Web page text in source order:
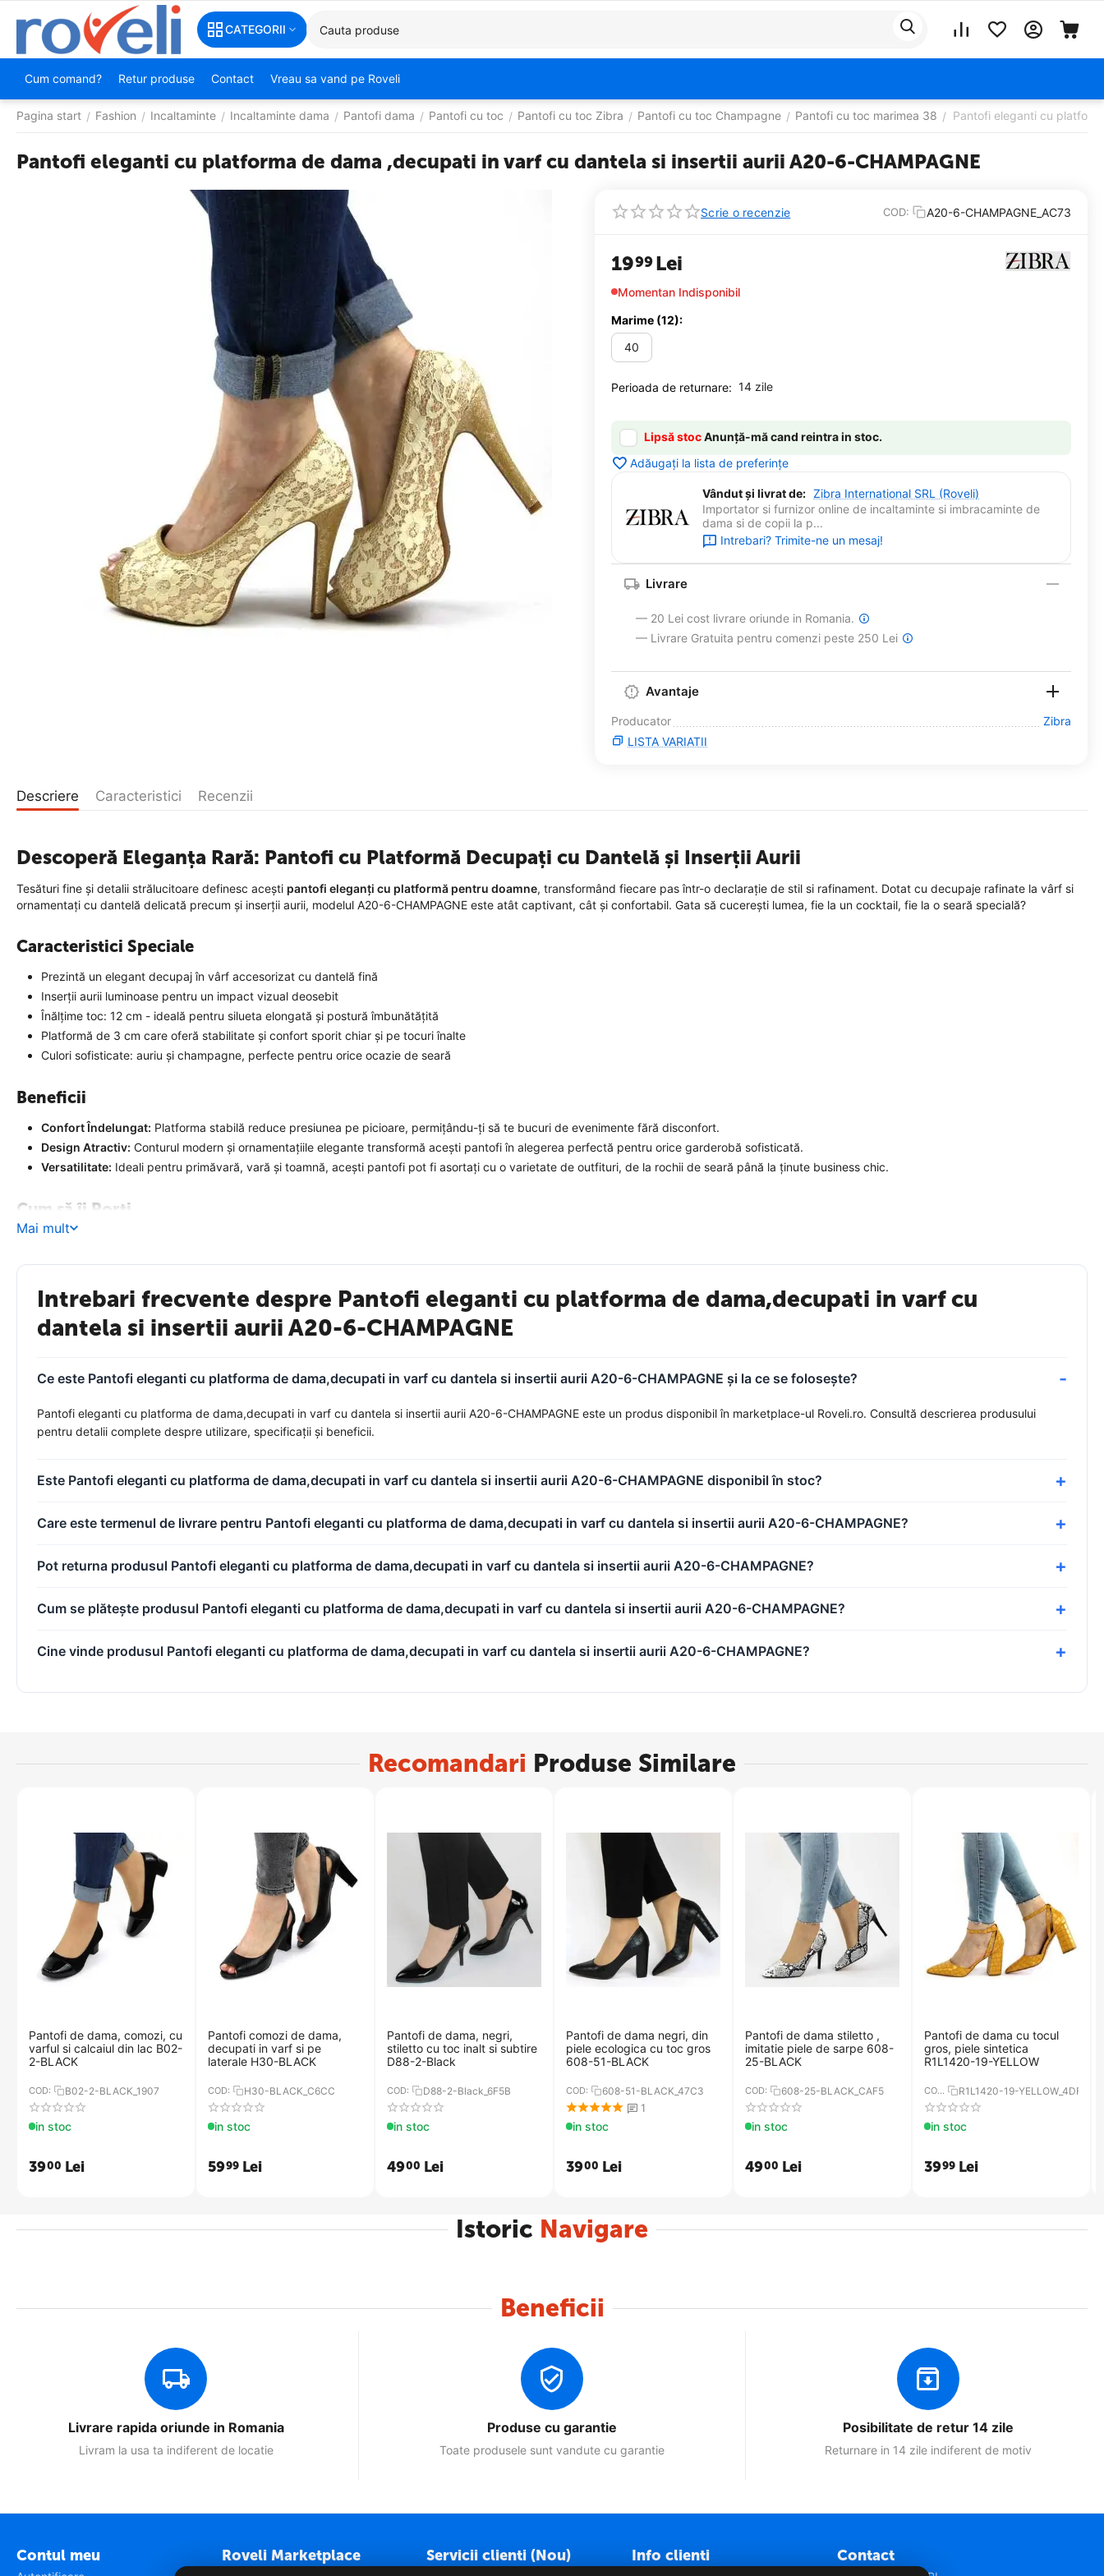
CATEGORII
Cum comand? Retur produse Contact Vreau sa vand pe Roveli
Pagina start / Fashion / Incaltaminte / Incaltaminte dama / Pantofi dama / Pantofi cu toc / Pantofi cu toc Zibra / Pantofi cu toc Champagne / Pantofi cu toc marimea 38 / Pantofi eleganti cu
Pantofi eleganti cu platforma de dama ,decupati in varf cu dantela si insertii aurii A20-6-CHAMPAGNE
Scrie o recenzie COD: A20-6-CHAMPAGNE_AC73
1999 Lei
Momentan Indisponibil
Marime (12):
40
Perioada de returnare: 14 zile
Lipsă stocAnunță-mă cand reintra in stoc.
Adăugați la lista de preferințe
Vândut și livrat de: Zibra International SRL (Roveli)
Importator si furnizor online de incaltaminte si imbracaminte de
dama si de copii la p...
Intrebari? Trimite-ne un mesaj!
Livrare
— 20 Lei cost livrare oriunde in Romania.
— Livrare Gratuita pentru comenzi peste 250 Lei
Avantaje
Producator
Zibra
LISTA VARIATII
Descriere Caracteristici Recenzii
Descoperă Eleganța Rară: Pantofi cu Platformă Decupați cu Dantelă și Inserții Aurii
Tesături fine și detalii strălucitoare definesc acești pantofi eleganți cu platformă pentru doamne, transformând fiecare pas într-o declarație de stil si rafinament. Dotat cu decupaje rafinate la vârf si
ornamentați cu dantelă delicată precum și inserții aurii, modelul A20-6-CHAMPAGNE este atât captivant, cât și confortabil. Gata să cucerești lumea, fie la un cocktail, fie la o seară specială?
Caracteristici Speciale
Prezintă un elegant decupaj în vârf accesorizat cu dantelă fină
Inserții aurii luminoase pentru un impact vizual deosebit
Înălțime toc: 12 cm - ideală pentru silueta elongată și postură îmbunătățită
Platformă de 3 cm care oferă stabilitate și confort sporit chiar și pe tocuri înalte
Culori sofisticate: auriu și champagne, perfecte pentru orice ocazie de seară
Beneficii
Confort Îndelungat: Platforma stabilă reduce presiunea pe picioare, permițându-ți să te bucuri de evenimente fără disconfort.
Design Atractiv: Conturul modern și ornamentațiile elegante transformă acești pantofi în alegerea perfectă pentru orice garderobă sofisticată.
Versatilitate: Ideali pentru primăvară, vară și toamnă, acești pantofi pot fi asortați cu o varietate de outfituri, de la rochii de seară până la ținute business chic.
Cum să îi Porți
Idealii pentru femeia modernă, pasionată de moda și confort, acești pantofi sunt perfecți pentru evenimente formale, întâlniri de afaceri sau seri speciale. Combinează-i cu o rochie elegantă sau un
Descoperă acest model exclusivist și lasă-te purtată într-o lume unde confortul întâlnește frumusețea fără efort. Nu rata ocazia să adaugi un plus de strălucire oricărei ținute cu acești pantofi
spectaculoși!
Mai mult
Intrebari frecvente despre Pantofi eleganti cu platforma de dama,decupati in varf cu
dantela si insertii aurii A20-6-CHAMPAGNE
Ce este Pantofi eleganti cu platforma de dama,decupati in varf cu dantela si insertii aurii A20-6-CHAMPAGNE și la ce se folosește?
Pantofi eleganti cu platforma de dama,decupati in varf cu dantela si insertii aurii A20-6-CHAMPAGNE este un produs disponibil în marketplace-ul Roveli.ro. Consultă descrierea produsului
pentru detalii complete despre utilizare, specificații și beneficii.
Este Pantofi eleganti cu platforma de dama,decupati in varf cu dantela si insertii aurii A20-6-CHAMPAGNE disponibil în stoc?
Care este termenul de livrare pentru Pantofi eleganti cu platforma de dama,decupati in varf cu dantela si insertii aurii A20-6-CHAMPAGNE?
Pot returna produsul Pantofi eleganti cu platforma de dama,decupati in varf cu dantela si insertii aurii A20-6-CHAMPAGNE?
Cum se plătește produsul Pantofi eleganti cu platforma de dama,decupati in varf cu dantela si insertii aurii A20-6-CHAMPAGNE?
Cine vinde produsul Pantofi eleganti cu platforma de dama,decupati in varf cu dantela si insertii aurii A20-6-CHAMPAGNE?
Recomandari Produse Similare
Pantofi de dama, comozi, cu
varful si calcaiul din lac B02-
2-BLACK
COD: B02-2-BLACK_1907
in stoc
3900 Lei
​Pantofi comozi de dama,
decupati in varf si pe
laterale H30-BLACK
COD: H30-BLACK_C6CC
in stoc
5999 Lei
Pantofi de dama, negri,
stiletto cu toc inalt si subtire
D88-2-Black
COD: D88-2-Black_6F5B
in stoc
4900 Lei
Pantofi de dama​ negri, din
piele ecologica cu toc gros
608-51-BLACK
COD: 608-51-BLACK_47C3
1
in stoc
3900 Lei
Pantofi de dama stiletto ,
imitatie piele de sarpe 608-
25-BLACK
COD: 608-25-BLACK_CAF5
in stoc
4900 Lei
Pantofi de dama cu tocul
gros, piele sintetica
R1L1420-19-YELLOW
COD: R1L1420-19-YELLOW_4DF2
in stoc
3999 Lei
Istoric Navigare
Beneficii
Livrare rapida oriunde in Romania
Livram la usa ta indiferent de locatie
Produse cu garantie
Toate produsele sunt vandute cu garantie
Posibilitate de retur 14 zile
Returnare in 14 zile indiferent de motiv
Contul meu Roveli Marketplace Servicii clienti (Nou) Info clienti Contact